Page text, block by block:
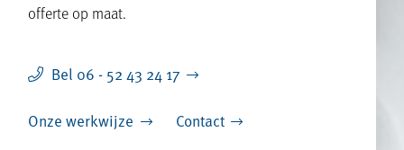
offerte op maat.
Bel 06 - 52 43 24 17
Onze werkwijze Contact